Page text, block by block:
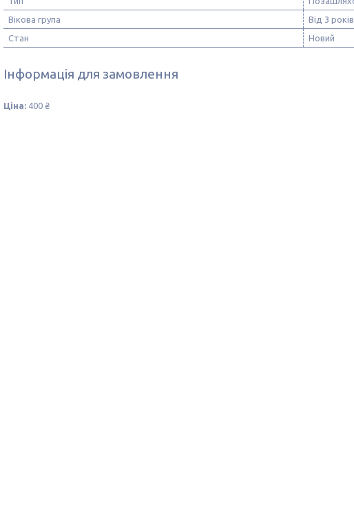
Вікова група
Від 3 років
Стан
Новий
Інформація для замовлення
Ціна: 400 ₴